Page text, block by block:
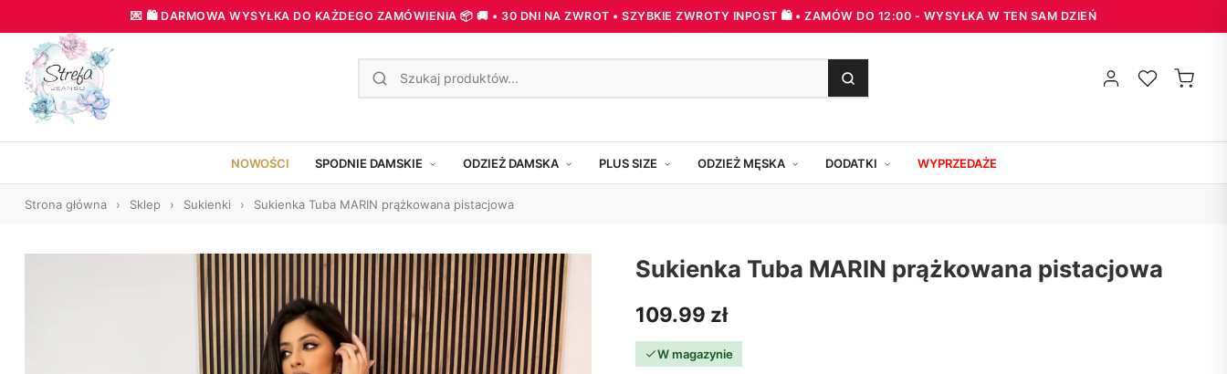
💌 🛍️ DARMOWA WYSYŁKA DO KAŻDEGO ZAMÓWIENIA 📦 🚚 • 30 DNI NA ZWROT • SZYBKIE ZWROTY INPOST 🛍️ • ZAMÓW DO 12:00 - WYSYŁKA W TEN SAM DZIEŃ
NOWOŚCI SPODNIE DAMSKIE ODZIEŻ DAMSKA PLUS SIZE ODZIEŻ MĘSKA DODATKI WYPRZEDAŻE
Strona główna › Sklep › Sukienki › Sukienka Tuba MARIN prążkowana pistacjowa
Sukienka Tuba MARIN prążkowana pistacjowa
109.99 zł
W magazynie